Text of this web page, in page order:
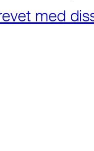
med